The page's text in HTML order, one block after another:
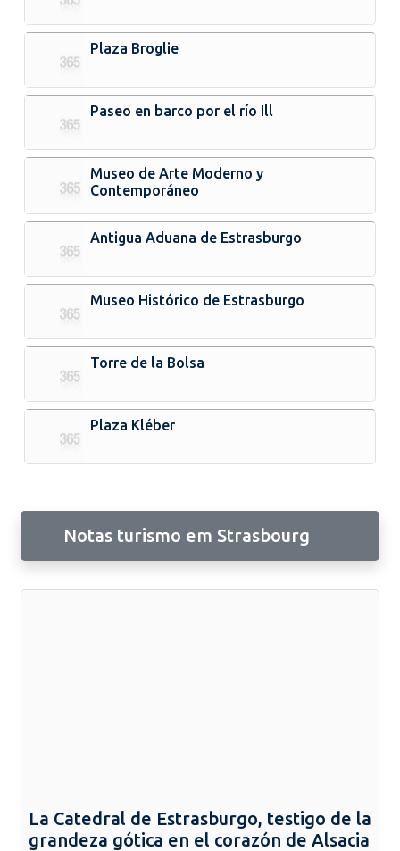
Plaza Broglie
Paseo en barco por el río Ill
Museo de Arte Moderno y
Contemporáneo
Antigua Aduana de Estrasburgo
Museo Histórico de Estrasburgo
Torre de la Bolsa
Plaza Kléber
Notas turismo em Strasbourg
La Catedral de Estrasburgo, testigo de la
grandeza gótica en el corazón de Alsacia